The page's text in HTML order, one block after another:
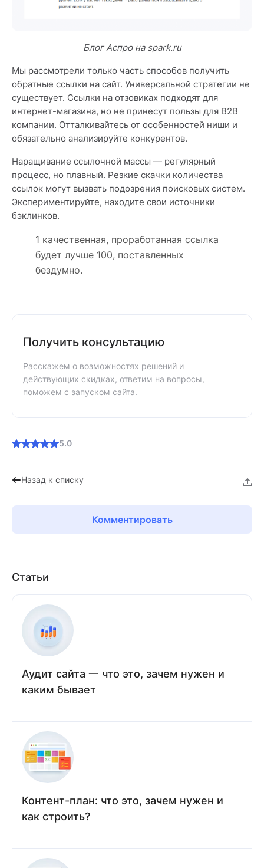
Блог Аспро на spark.ru
Мы рассмотрели только часть способов получить
обратные ссылки на сайт. Универсальной стратегии не
существует. Ссылки на отзовиках подходят для
интернет-магазина, но не принесут пользы для B2B
компании. Отталкивайтесь от особенностей ниши и
обязательно анализируйте конкурентов.
Наращивание ссылочной массы — регулярный
процесс, но плавный. Резкие скачки количества
ссылок могут вызвать подозрения поисковых систем.
Экспериментируйте, находите свои источники
бэклинков.
1 качественная, проработанная ссылка
будет лучше 100, поставленных
бездумно.
Получить консультацию
Расскажем о возможностях решений и
действующих скидках, ответим на вопросы,
поможем с запуском сайта.
5.0
Назад к списку
Комментировать
Статьи
Аудит сайта 一 что это, зачем нужен и
каким бывает
Контент-план: что это, зачем нужен и
как строить?